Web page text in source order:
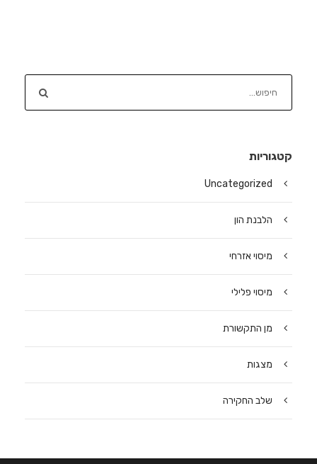
קטגוריות
Uncategorized
הלבנת הון
מיסוי אזרחי
מיסוי פלילי
מן התקשורת
מצגות
שלב החקירה